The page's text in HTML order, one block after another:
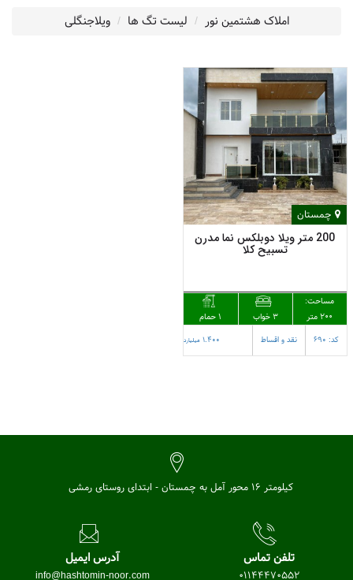
املاک هشتمین نور لیست تگ ها ویلاجنگلی
چمستان
200 متر ویلا دوبلکس نما مدرن
تسبیح کلا
مساحت:
200 متر
3 خواب 1 حمام
1.400 میلیارد کد: 690 نقد و اقساط
کیلومتر 16 محور آمل به چمستان - ابتدای روستای رمشی
تلفن تماس
01144470552
آدرس ایمیل
info@hashtomin-noor.com